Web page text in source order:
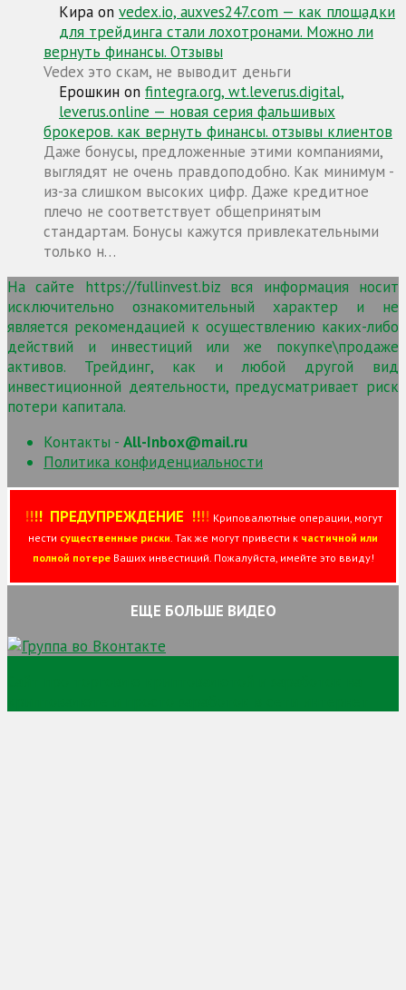
Кира on vedex.io, auxves247.com — как площадки
для трейдинга стали лохотронами. Можно ли
вернуть финансы. Отзывы
Vedex это скам, не выводит деньги
Ерошкин on fintegra.org, wt.leverus.digital,
leverus.online — новая серия фальшивых
брокеров. как вернуть финансы. отзывы клиентов
Даже бонусы, предложенные этими компаниями,
выглядят не очень правдоподобно. Как минимум -
из-за слишком высоких цифр. Даже кредитное
плечо не соответствует общепринятым
стандартам. Бонусы кажутся привлекательными
только н…
На сайте https://fullinvest.biz вся информация носит
исключительно ознакомительный характер и не
является рекомендацией к осуществлению каких-либо
действий и инвестиций или же покупке\продаже
активов. Трейдинг, как и любой другой вид
инвестиционной деятельности, предусматривает риск
потери капитала.
Контакты - All-Inbox@mail.ru
Политика конфиденциальности
!!!!ПРЕДУПРЕЖДЕНИЕ !!!! Криповалютные операции, могут
нести существенные риски . Так же могут привести к частичной или
полной потереВаших инвестиций. Пожалуйста, имейте это ввиду!
ЕЩЕ БОЛЬШЕ ВИДЕО